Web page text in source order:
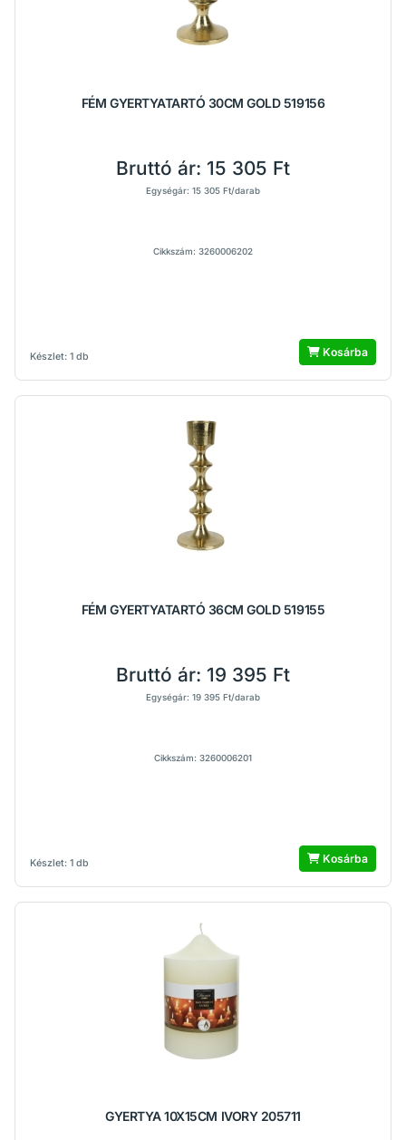
FÉM GYERTYATARTÓ 30CM GOLD 519156
Készlet: 1 db
Bruttó ár: 15 305 Ft
Egységár: 15 305 Ft/darab
Cikkszám: 3260006202
Kosárba
FÉM GYERTYATARTÓ 36CM GOLD 519155
Készlet: 1 db
Bruttó ár: 19 395 Ft
Egységár: 19 395 Ft/darab
Cikkszám: 3260006201
Kosárba
GYERTYA 10X15CM IVORY 205711